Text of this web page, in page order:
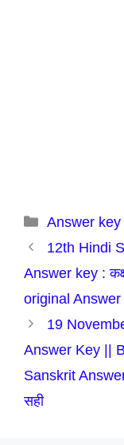
Categories
Answer key
12th Hindi
Answer key :
original
19
Answer Key ||
Sanskrit Answer
सही